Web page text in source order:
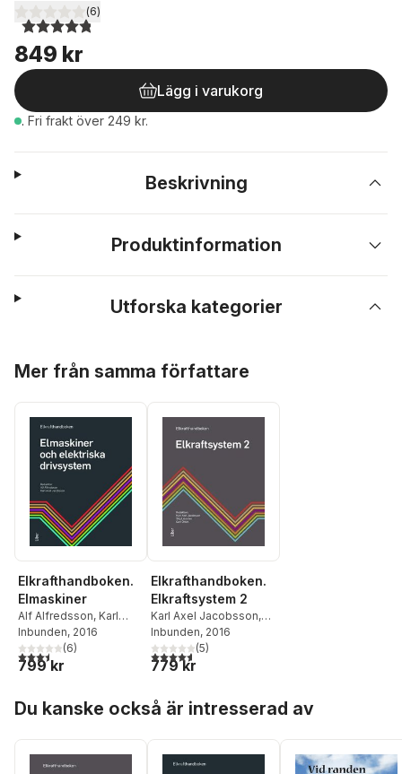
4,8utav 5 stjärnor. Totalt antal röster:
(6)
849 kr
Lägg i varukorg
. Fri frakt över 249 kr.
Beskrivning
Produktinformation
Utforska kategorier
Mer från samma författare
Elkrafthandboken.
Elmaskiner
Alf Alfredsson, Karl
Axel Jacobsson
Inbunden, 2016
3,5utav 5 stjärnor. Totalt antal röster:
(6)
799 kr
Elkrafthandboken.
Elkraftsystem 2
Karl Axel Jacobsson,
Stig Lidström,Carl
Öhlén
Inbunden, 2016
4,6utav 5 stjärnor. Totalt antal röster:
(5)
779 kr
Du kanske också är intresserad av